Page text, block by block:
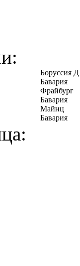
Боруссия Д
Бавария
Фрайбург
Бавария
Майнц
Бавария